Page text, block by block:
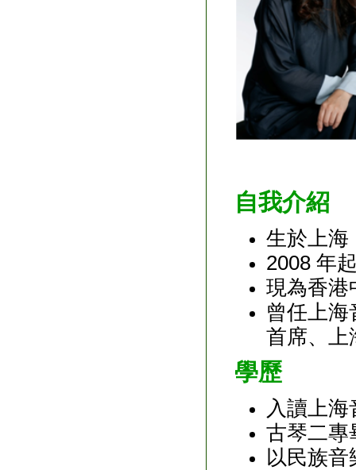
自我介紹
生於上海
2008 年
現為香港
曾任上海
首席、上
學歷
入讀上
古琴二專
以民族